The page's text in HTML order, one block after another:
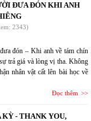
ĐƯA ĐÓN KHI ANH
2343)
đón – Khi anh về tám chín
trả giá và lòng vị tha. Không
nhân vật cất lên bài học về
Đọc thêm
KỲ - THANK YOU,